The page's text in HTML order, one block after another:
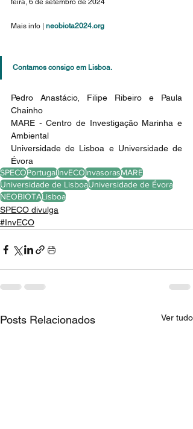
feira, 6 de setembro de 2024
Mais info | neobiota2024.org
Contamos consigo em Lisboa.
Pedro Anastácio, Filipe Ribeiro e Paula
Chainho
MARE - Centro de Investigação Marinha e
Ambiental
Universidade de Lisboa e Universidade de
Évora
SPECOPortugalInvECOInvasorasMARE
Universidade de LisboaUniversidade de Évora
NEOBIOTALisboa
SPECO divulga
#InvECO
Posts Relacionados Ver tudo